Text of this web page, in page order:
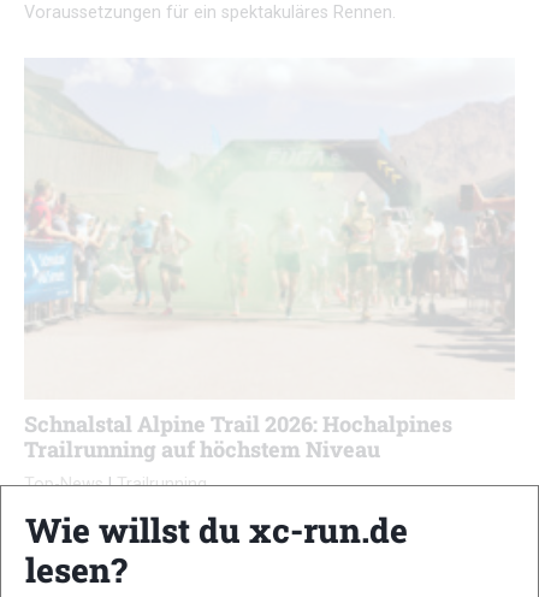
Voraussetzungen für ein spektakuläres Rennen.
Schnalstal Alpine Trail 2026: Hochalpines
Trailrunning auf höchstem Niveau
Top-News|Trailrunning
Der Schnalstal Alpine Trail presented by Kailas FUGA hat auch
2026 seinem Ruf als eines der anspruchsvollsten Trailrunning-
Wie willst du xc-run.de
lesen?